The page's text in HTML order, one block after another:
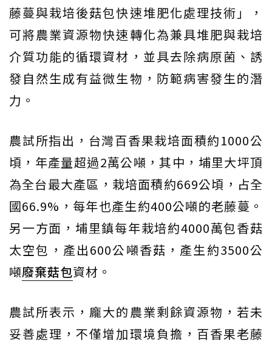
藤蔓與栽培後菇包快速堆肥化處理技術」，
可將農業資源物快速轉化為兼具堆肥與栽培
介質功能的循環資材，並具去除病原菌、誘
發自然生成有益微生物，防範病害發生的潛
力。
農試所指出，台灣百香果栽培面積約1000公
頃，年產量超過2萬公噸，其中，埔里大坪頂
為全台最大產區，栽培面積約669公頃，占全
國66.9%，每年也產生約400公噸的老藤蔓。
另一方面，埔里鎮每年栽培約4000萬包香菇
太空包，產出600公噸香菇，產生約3500公
噸廢棄菇包資材。
農試所表示，龐大的農業剩餘資源物，若未
妥善處理，不僅增加環境負擔，百香果老藤